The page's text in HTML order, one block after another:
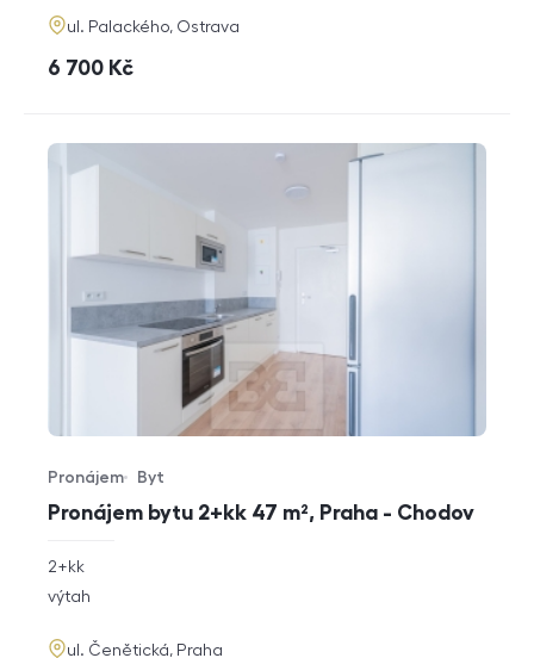
adresa
ul. Palackého, Ostrava
cena
6 700 Kč
Pronájem bytu 2+kk 47 m², Praha - Chodov
Typ nabídky
Pronájem
Typ nemovitosti
Byt
rozměry
dispozice
2+kk
funkce
výtah
adresa
ul. Čenětická, Praha